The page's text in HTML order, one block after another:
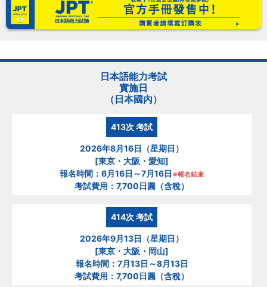
日本語能力考試
實施日
（日本國內）
413次 考試
2026年8月16日（星期日）
[東京・大阪・愛知]
報名時間：6月16日～7月16日 ※報名結束
考試費用：7,700日圓（含稅）
414次 考試
2026年9月13日（星期日）
[東京・大阪・岡山]
報名時間：7月13日～8月13日
考試費用：7,700日圓（含稅）